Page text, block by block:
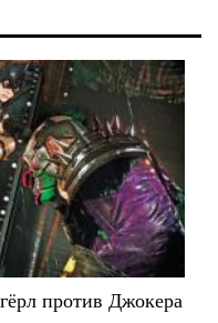
против Джокера